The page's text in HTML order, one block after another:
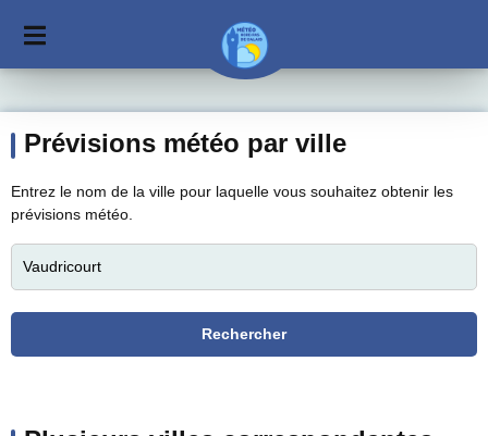
Prévisions météo par ville
Entrez le nom de la ville pour laquelle vous souhaitez obtenir les
prévisions météo.